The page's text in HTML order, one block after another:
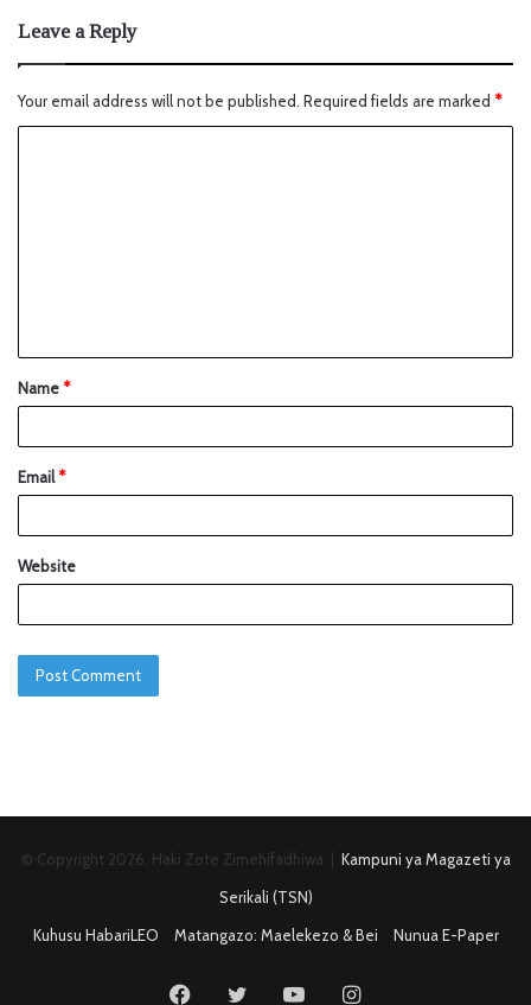
Leave a Reply
Your email address will not be published. Required fields are marked *
Name*
Email*
Website
© Copyright 2026, Haki Zote Zimehifadhiwa | Kampuni ya Magazeti ya
Serikali (TSN)
Kuhusu HabariLEO
Matangazo: Maelekezo & Bei Nunua E-Paper
FacebookTwitter YouTubeInstagram